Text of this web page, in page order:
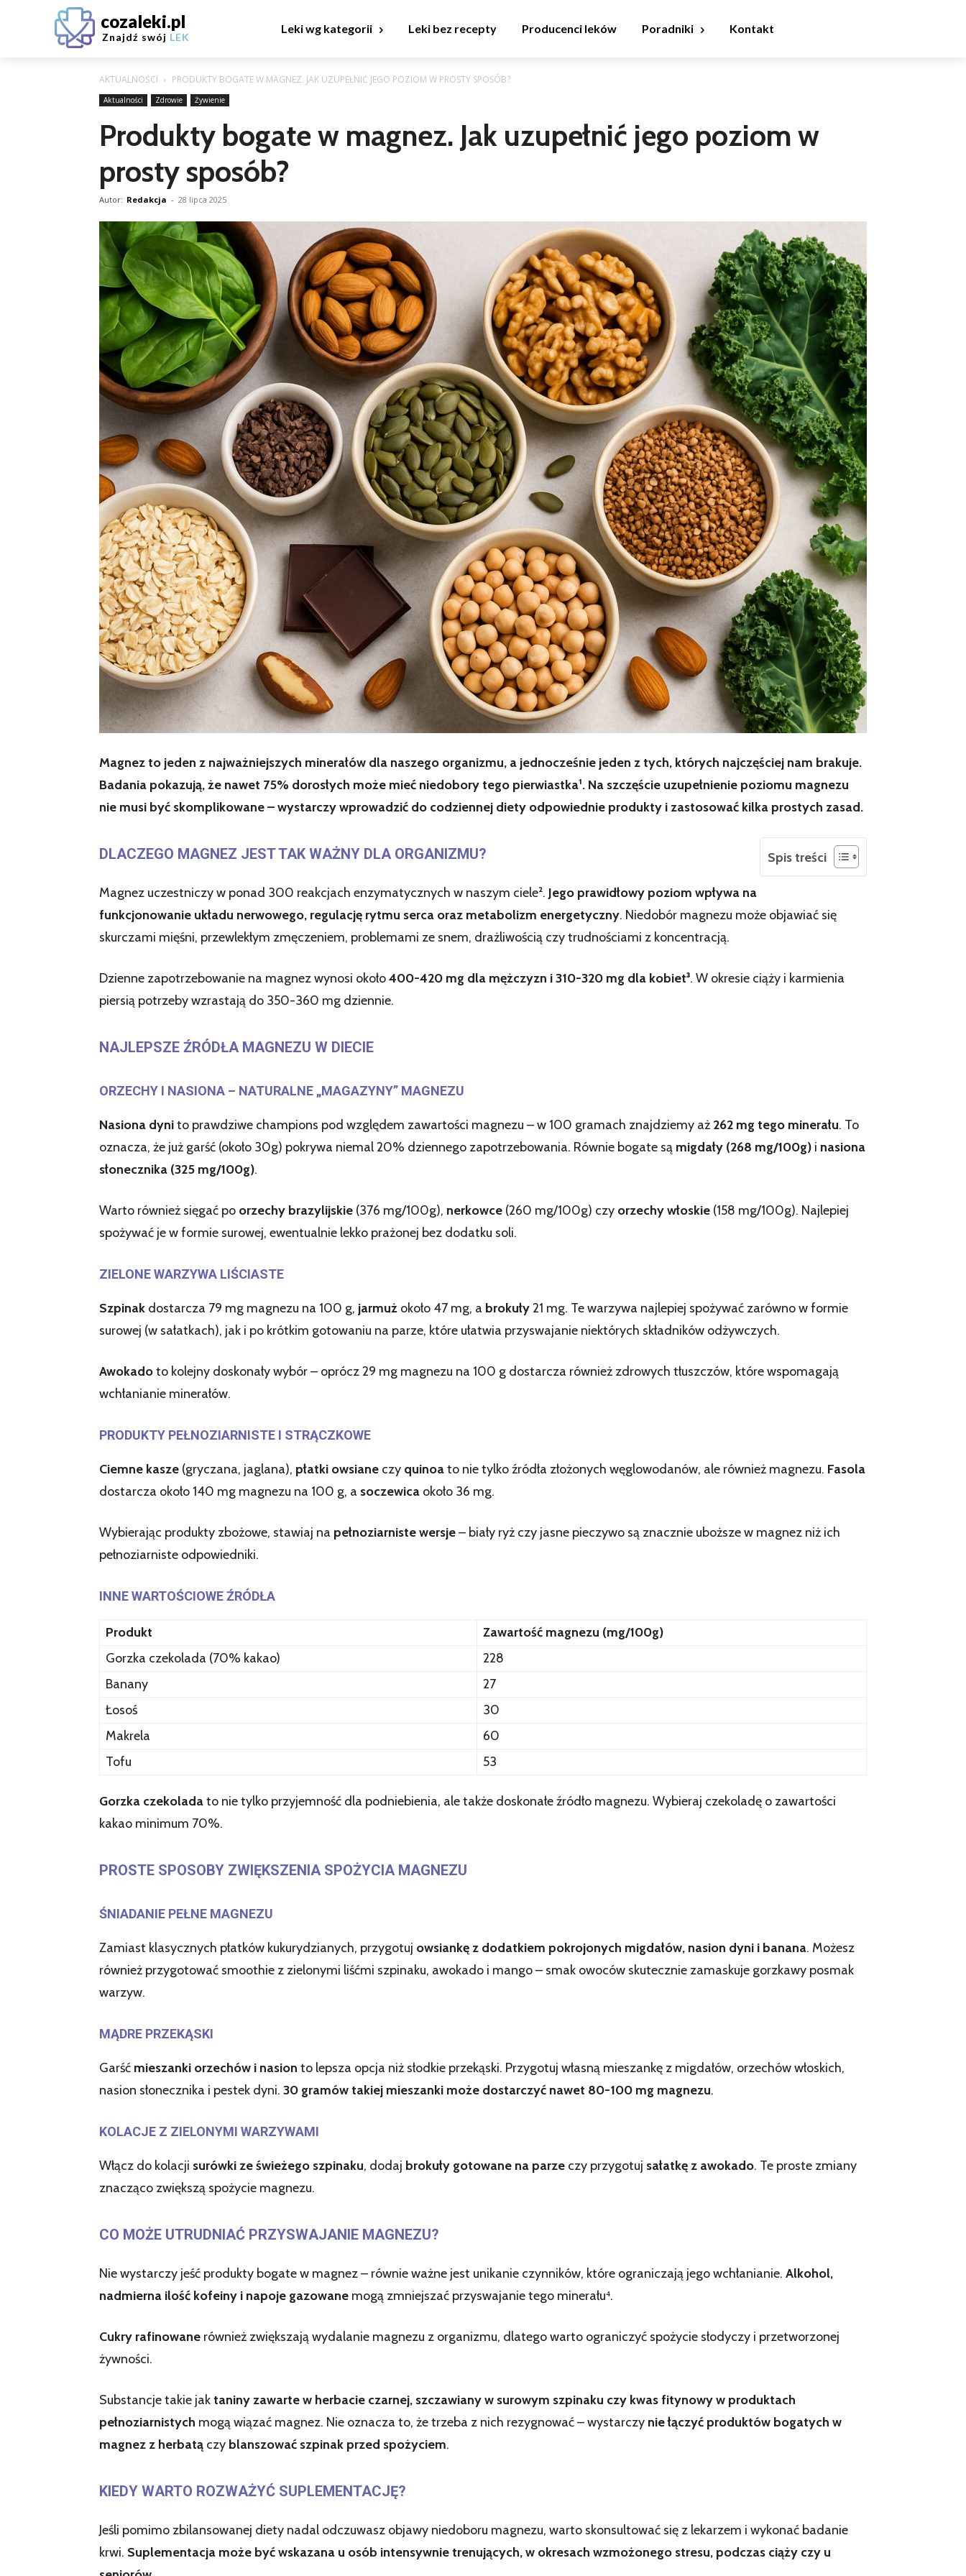
cozaleki.pl
Znajdź swój LEK
Leki wg kategorii Leki bez recepty Producenci leków Poradniki Kontakt
AKTUALNOŚCI PRODUKTY BOGATE W MAGNEZ. JAK UZUPEŁNIĆ JEGO POZIOM W PROSTY SPOSÓB?
Aktualności Zdrowie Żywienie
Produkty bogate w magnez. Jak uzupełnić jego poziom w
prosty sposób?
Autor: Redakcja - 28 lipca 2025
Magnez to jeden z najważniejszych minerałów dla naszego organizmu, a jednocześnie jeden z tych, których najczęściej nam brakuje.
Badania pokazują, że nawet 75% dorosłych może mieć niedobory tego pierwiastka¹. Na szczęście uzupełnienie poziomu magnezu
nie musi być skomplikowane – wystarczy wprowadzić do codziennej diety odpowiednie produkty i zastosować kilka prostych zasad.
Spis treści
DLACZEGO MAGNEZ JEST TAK WAŻNY DLA ORGANIZMU?
Magnez uczestniczy w ponad 300 reakcjach enzymatycznych w naszym ciele². Jego prawidłowy poziom wpływa na
funkcjonowanie układu nerwowego, regulację rytmu serca oraz metabolizm energetyczny. Niedobór magnezu może objawiać się
skurczami mięśni, przewlekłym zmęczeniem, problemami ze snem, drażliwością czy trudnościami z koncentracją.
Dzienne zapotrzebowanie na magnez wynosi około400-420 mg dla mężczyzn i 310-320 mg dla kobiet³. W okresie ciąży i karmienia
piersią potrzeby wzrastają do 350-360 mg dziennie.
NAJLEPSZE ŹRÓDŁA MAGNEZU W DIECIE
ORZECHY I NASIONA – NATURALNE „MAGAZYNY” MAGNEZU
Nasiona dynito prawdziwe champions pod względem zawartości magnezu – w 100 gramach znajdziemy aż 262 mg tego minerału. To
oznacza, że już garść (około 30g) pokrywa niemal 20% dziennego zapotrzebowania. Równie bogate są migdały (268 mg/100g) i nasiona
słonecznika (325 mg/100g).
Warto również sięgać po orzechy brazylijskie (376 mg/100g), nerkowce (260 mg/100g) czy orzechy włoskie (158 mg/100g). Najlepiej
spożywać je w formie surowej, ewentualnie lekko prażonej bez dodatku soli.
ZIELONE WARZYWA LIŚCIASTE
Szpinak dostarcza 79 mg magnezu na 100 g, jarmuż około 47 mg, a brokuły21 mg. Te warzywa najlepiej spożywać zarówno w formie
surowej (w sałatkach), jak i po krótkim gotowaniu na parze, które ułatwia przyswajanie niektórych składników odżywczych.
Awokadoto kolejny doskonały wybór – oprócz 29 mg magnezu na 100 g dostarcza również zdrowych tłuszczów, które wspomagają
wchłanianie minerałów.
PRODUKTY PEŁNOZIARNISTE I STRĄCZKOWE
Ciemne kasze (gryczana, jaglana), płatki owsiane czy quinoato nie tylko źródła złożonych węglowodanów, ale również magnezu. Fasola
dostarcza około 140 mg magnezu na 100 g, a soczewica około 36 mg.
Wybierając produkty zbożowe, stawiaj na pełnoziarniste wersje– biały ryż czy jasne pieczywo są znacznie uboższe w magnez niż ich
pełnoziarniste odpowiedniki.
INNE WARTOŚCIOWE ŹRÓDŁA
Produkt
Zawartość magnezu (mg/100g)
Gorzka czekolada (70% kakao)
228
Banany
27
Łosoś
30
Makrela
60
Tofu
53
Gorzka czekoladato nie tylko przyjemność dla podniebienia, ale także doskonałe źródło magnezu. Wybieraj czekoladę o zawartości
kakao minimum 70%.
PROSTE SPOSOBY ZWIĘKSZENIA SPOŻYCIA MAGNEZU
ŚNIADANIE PEŁNE MAGNEZU
Zamiast klasycznych płatków kukurydzianych, przygotuj owsiankę z dodatkiem pokrojonych migdałów, nasion dyni i banana. Możesz
również przygotować smoothie z zielonymi liśćmi szpinaku, awokado i mango – smak owoców skutecznie zamaskuje gorzkawy posmak
warzyw.
MĄDRE PRZEKĄSKI
Garść mieszanki orzechów i nasion to lepsza opcja niż słodkie przekąski. Przygotuj własną mieszankę z migdałów, orzechów włoskich,
nasion słonecznika i pestek dyni. 30 gramów takiej mieszanki może dostarczyć nawet 80-100 mg magnezu.
KOLACJE Z ZIELONYMI WARZYWAMI
Włącz do kolacji surówki ze świeżego szpinaku, dodaj brokuły gotowane na parze czy przygotuj sałatkę z awokado. Te proste zmiany
znacząco zwiększą spożycie magnezu.
CO MOŻE UTRUDNIAĆ PRZYSWAJANIE MAGNEZU?
Nie wystarczy jeść produkty bogate w magnez – równie ważne jest unikanie czynników, które ograniczają jego wchłanianie. Alkohol,
nadmierna ilość kofeiny i napoje gazowane mogą zmniejszać przyswajanie tego minerału⁴.
Cukry rafinowane również zwiększają wydalanie magnezu z organizmu, dlatego warto ograniczyć spożycie słodyczy i przetworzonej
żywności.
Substancje takie jaktaniny zawarte w herbacie czarnej, szczawiany w surowym szpinaku czy kwas fitynowy w produktach
pełnoziarnistych mogą wiązać magnez. Nie oznacza to, że trzeba z nich rezygnować – wystarczy nie łączyć produktów bogatych w
magnez z herbatą czy blanszować szpinak przed spożyciem.
KIEDY WARTO ROZWAŻYĆ SUPLEMENTACJĘ?
Jeśli pomimo zbilansowanej diety nadal odczuwasz objawy niedoboru magnezu, warto skonsultować się z lekarzem i wykonać badanie
krwi. Suplementacja może być wskazana u osób intensywnie trenujących, w okresach wzmożonego stresu, podczas ciąży czy u